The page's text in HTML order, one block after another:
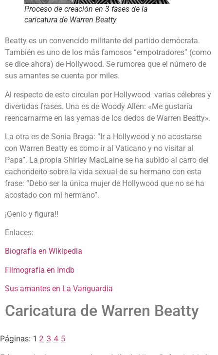
Proceso de creación en 3 fases de la
caricatura de Warren Beatty
Beatty es un convencido militante del partido demócrata.
También es uno de los más famosos “empotradores” (como
se dice ahora) de Hollywood. Se rumorea que el número de
sus amantes se cuenta por miles.
Al respecto de esto circulan por Hollywood varias célebres y
divertidas frases. Una es de Woody Allen: «Me gustaría
reencarnarme en las yemas de los dedos de Warren Beatty».
La otra es de Sonia Braga: “Ir a Hollywood y no acostarse
con Warren Beatty es como ir al Vaticano y no visitar al
Papa”. La propia Shirley MacLaine se ha subido al carro del
cachondeito sobre la vida sexual de su hermano con esta
frase: “Debo ser la única mujer de Hollywood que no se ha
acostado con mi hermano”.
¡Genio y figura!!
Enlaces:
Biografía en Wikipedia
Filmografía en Imdb
Sus amantes en La Vanguardia
Caricatura de Warren Beatty
Páginas: 1 2 3 4 5